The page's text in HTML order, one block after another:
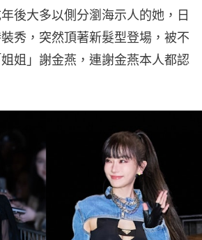
後大多以側分瀏海示人的她，日
秀，突然頂著新髮型登場，被不
姐」謝金燕，連謝金燕本人都認